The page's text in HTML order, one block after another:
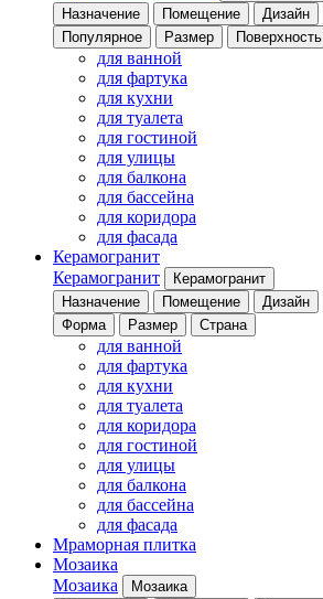
Назначение
Помещение Дизайн
Популярное
Размер Поверхность
для ванной
для фартука
для кухни
для туалета
для гостиной
для улицы
для балкона
для бассейна
для коридора
для фасада
Керамогранит
Керамогранит
Керамогранит
Назначение
Помещение Дизайн
Форма
Размер Страна
для ванной
для фартука
для кухни
для туалета
для коридора
для гостиной
для улицы
для балкона
для бассейна
для фасада
Мраморная плитка
Мозаика
Мозаика
Мозаика